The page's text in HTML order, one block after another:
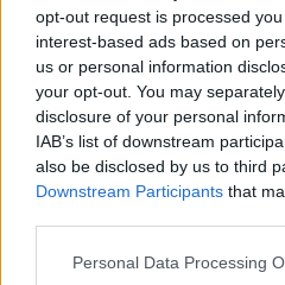
opt-out request is processed
interest-based ads based on
us or personal information
your opt-out. You may
disclosure of your personal
IAB’s list of downstream
also be disclosed by us to third
Downstream Participants that
Personal Data Processing
Η επέκταση θα αφορά τη
«Ανθούπολη» προς την
Νικολάου και περαιτέρω
Αχαρνές και έχει
· Την εξυπηρέτηση πολλών
περιοχών των δυτικών